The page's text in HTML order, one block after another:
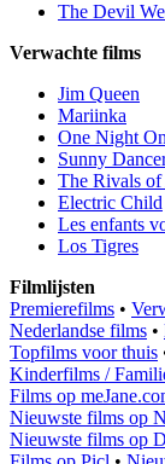
The Devil
Verwachte films
Jim Queen
Mariinka
One Night
Sunny
The Rivals
Electric Child
Les enfants
Los Tigres
Filmlijsten
Premierefilms •
Nederlandse films •
Topfilms voor thuis
Kinderfilms /
Films op
Nieuwste films op
Nieuwste films op